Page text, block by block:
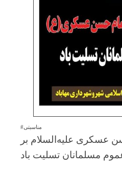
#مناسبتی
عسكری علیه‌السلام بر
مسلمانان تسلیت باد